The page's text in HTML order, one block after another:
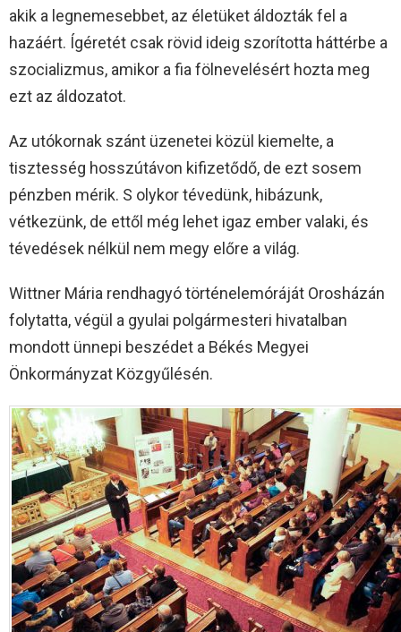
akik a legnemesebbet, az életüket áldozták fel a
hazáért. Ígéretét csak rövid ideig szorította háttérbe a
szocializmus, amikor a fia fölnevelésért hozta meg
ezt az áldozatot.
Az utókornak szánt üzenetei közül kiemelte, a
tisztesség hosszútávon kifizetődő, de ezt sosem
pénzben mérik. S olykor tévedünk, hibázunk,
vétkezünk, de ettől még lehet igaz ember valaki, és
tévedések nélkül nem megy előre a világ.
Wittner Mária rendhagyó történelemóráját Orosházán
folytatta, végül a gyulai polgármesteri hivatalban
mondott ünnepi beszédet a Békés Megyei
Önkormányzat Közgyűlésén.